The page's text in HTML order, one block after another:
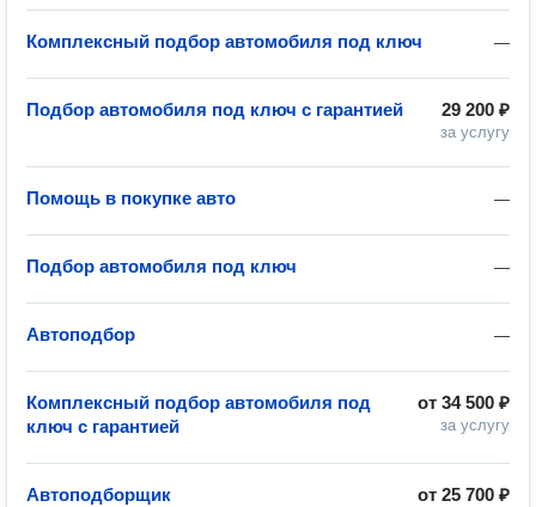
—
Комплексный подбор автомобиля под ключ
29 200 ₽
за услугу
Подбор автомобиля под ключ с гарантией
—
Помощь в покупке авто
—
Подбор автомобиля под ключ
—
Автоподбор
от 34 500 ₽
за услугу
Комплексный подбор автомобиля под
ключ с гарантией
от 25 700 ₽
Автоподборщик